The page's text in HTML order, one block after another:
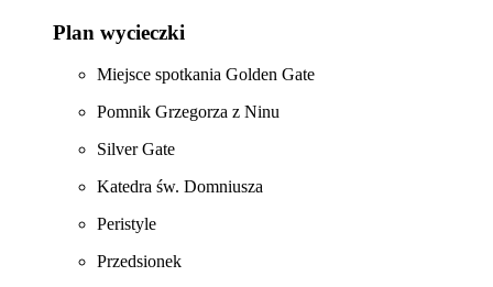
Plan wycieczki
Miejsce spotkania Golden Gate
Pomnik Grzegorza z Ninu
Silver Gate
Katedra św. Domniusza
Peristyle
Przedsionek